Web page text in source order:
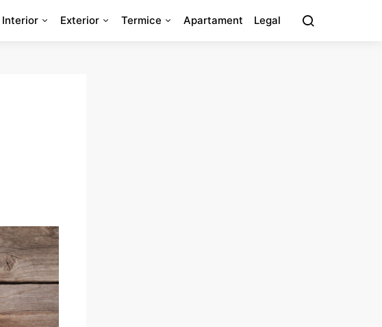
Interior Exterior Termice Apartament Legal